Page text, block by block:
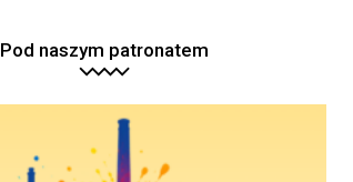
Pod naszym patronatem